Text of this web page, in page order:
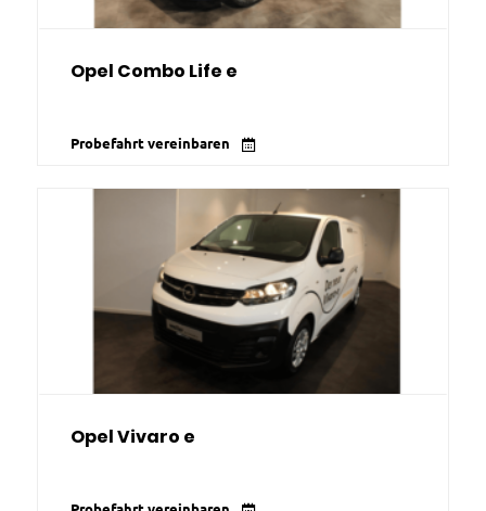
Opel Combo Life e
Probefahrt vereinbaren
Opel Vivaro e